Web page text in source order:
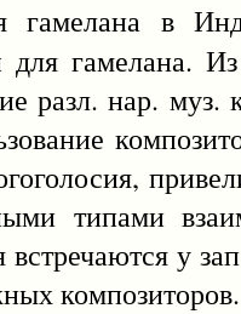
гамелана в
гамелана.
разл. нар. муз.
типами
встречаются у
композиторов.